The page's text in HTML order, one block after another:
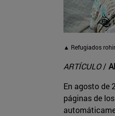
▲ Refugiados
ARTÍCULO/
En agosto de
páginas de